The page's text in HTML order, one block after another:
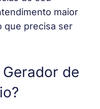
maior
que precisa ser
de